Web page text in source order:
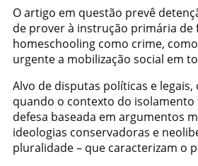
O artigo em questão prevê
de prover à instrução primária de
homeschooling como crime,
urgente a mobilização social em
Alvo de disputas políticas e
quando o contexto do
defesa baseada em argumentos
ideologias conservadoras e
pluralidade – que caracterizam o